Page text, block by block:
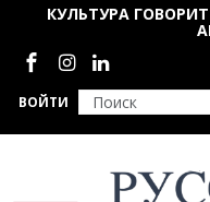
Перейти к основному
ВОЙТИ
КУЛЬТУРА
Социальные сети